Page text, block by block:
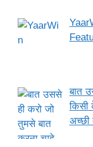
बात
किसी
अच्छी